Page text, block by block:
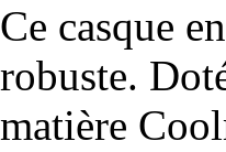
Ce casque
robuste.
matière